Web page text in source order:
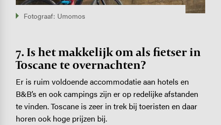
Fotograaf: Umomos
7. Is het makkelijk om als fietser in
Toscane te overnachten?
Er is ruim voldoende accommodatie aan hotels en
B&B’s en ook campings zijn er op redelijke afstanden
te vinden. Toscane is zeer in trek bij toeristen en daar
horen ook hoge prijzen bij.